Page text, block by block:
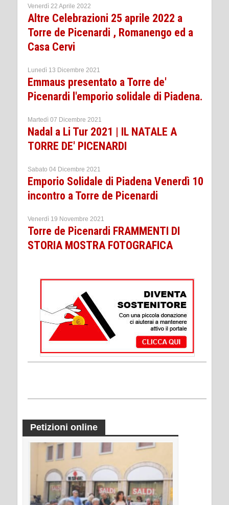
Venerdì 22 Aprile 2022
Altre Celebrazioni 25 aprile 2022 a
Torre de Picenardi , Romanengo ed a
Casa Cervi
Lunedì 13 Dicembre 2021
Emmaus presentato a Torre de'
Picenardi l'emporio solidale di Piadena.
Martedì 07 Dicembre 2021
Nadal a Li Tur 2021 | IL NATALE A
TORRE DE' PICENARDI
Sabato 04 Dicembre 2021
Emporio Solidale di Piadena Venerdì 10
incontro a Torre de Picenardi
Venerdì 19 Novembre 2021
Torre de Picenardi FRAMMENTI DI
STORIA MOSTRA FOTOGRAFICA
Petizioni online